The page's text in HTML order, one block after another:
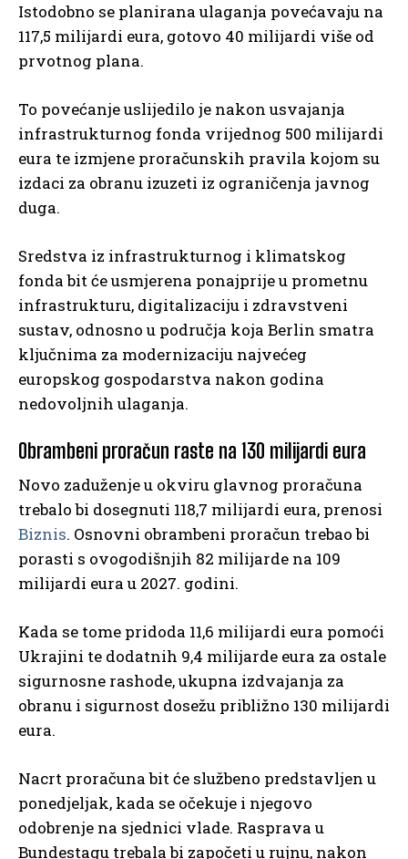
Istodobno se planirana ulaganja povećavaju na
117,5 milijardi eura, gotovo 40 milijardi više od
prvotnog plana.
To povećanje uslijedilo je nakon usvajanja
infrastrukturnog fonda vrijednog 500 milijardi
eura te izmjene proračunskih pravila kojom su
izdaci za obranu izuzeti iz ograničenja javnog
duga.
Sredstva iz infrastrukturnog i klimatskog
fonda bit će usmjerena ponajprije u prometnu
infrastrukturu, digitalizaciju i zdravstveni
sustav, odnosno u područja koja Berlin smatra
ključnima za modernizaciju najvećeg
europskog gospodarstva nakon godina
nedovoljnih ulaganja.
Obrambeni proračun raste na 130 milijardi eura
Novo zaduženje u okviru glavnog proračuna
trebalo bi dosegnuti 118,7 milijardi eura, prenosi
Biznis. Osnovni obrambeni proračun trebao bi
porasti s ovogodišnjih 82 milijarde na 109
milijardi eura u 2027. godini.
Kada se tome pridoda 11,6 milijardi eura pomoći
Ukrajini te dodatnih 9,4 milijarde eura za ostale
sigurnosne rashode, ukupna izdvajanja za
obranu i sigurnost dosežu približno 130 milijardi
eura.
Nacrt proračuna bit će službeno predstavljen u
ponedjeljak, kada se očekuje i njegovo
odobrenje na sjednici vlade. Rasprava u
Bundestagu trebala bi započeti u rujnu, nakon